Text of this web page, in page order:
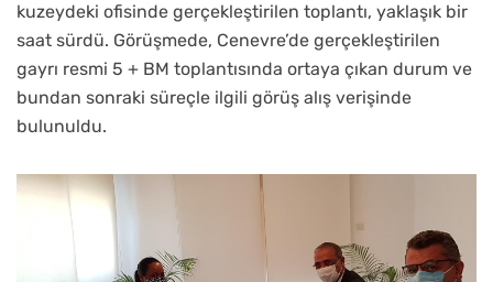
kuzeydeki ofisinde gerçekleştirilen toplantı, yaklaşık bir
saat sürdü. Görüşmede, Cenevre’de gerçekleştirilen
gayrı resmi 5 + BM toplantısında ortaya çıkan durum ve
bundan sonraki süreçle ilgili görüş alış verişinde
bulunuldu.